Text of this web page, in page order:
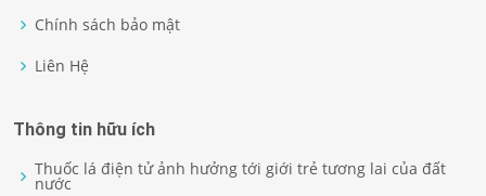
Chính sách bảo mật
Liên Hệ
Thông tin hữu ích
Thuốc lá điện tử ảnh hưởng tới giới trẻ tương lai của đất
nước